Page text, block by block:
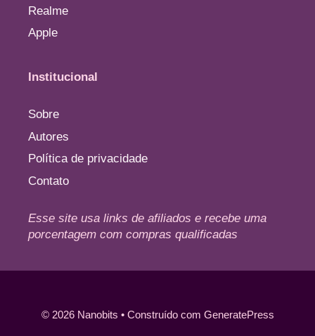
Realme
Apple
Institucional
Sobre
Autores
Política de privacidade
Contato
Esse site usa links de afiliados e recebe uma
porcentagem com compras qualificadas
© 2026 Nanobits • Construído com GeneratePress